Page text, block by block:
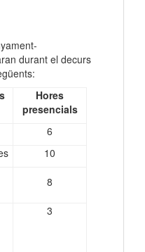
durant el decurs
Hores
presencials
6
10
8
3